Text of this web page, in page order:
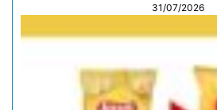
31/07/2026